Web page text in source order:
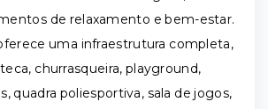
de relaxamento e bem-estar.
uma infraestrutura completa,
churrasqueira, playground,
quadra poliesportiva, sala de jogos,